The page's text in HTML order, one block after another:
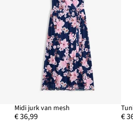
Midi jurk van mesh
€ 36,99 €